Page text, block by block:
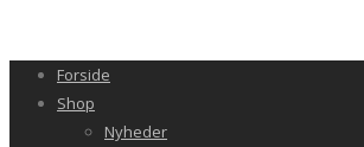
Forside
Shop
Nyheder